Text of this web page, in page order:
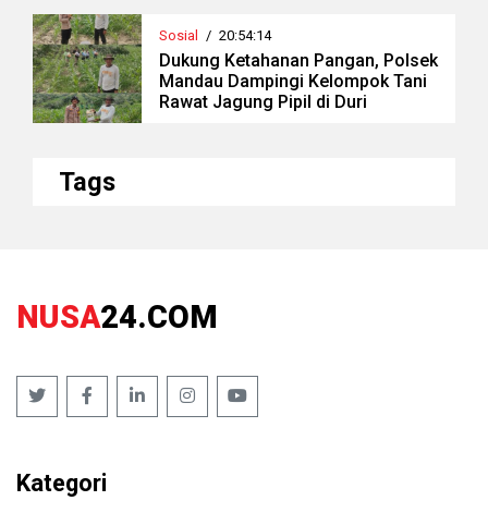
Sosial / 20:54:14
Dukung Ketahanan Pangan, Polsek
Mandau Dampingi Kelompok Tani
Rawat Jagung Pipil di Duri
Tags
NUSA24.COM
Kategori